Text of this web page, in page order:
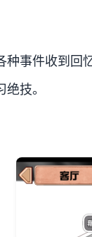
种事件收到回
技。